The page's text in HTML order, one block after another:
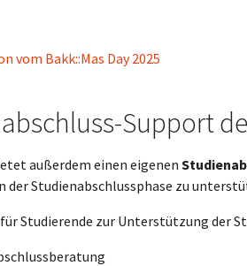
vom Bakk::Mas Day 2025
Support
außerdem einen eigenen
der Studienabschlussphase zu
Studierende zur Unterstützung der